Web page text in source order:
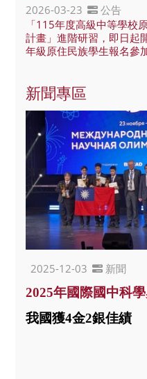
2026-03-23
公告
「115年度高級中等學校
計畫」進階研習，即日起
年級原住民族學生報名參
新聞專區
2025-12-03 新聞
2025年國際國中科
我國獲4金2銀佳績